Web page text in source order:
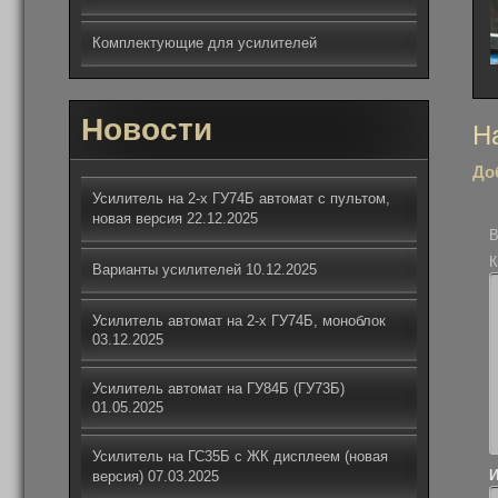
Комплектующие для усилителей
Новости
Усилитель на 2-х ГУ74Б автомат с пультом,
новая версия 22.12.2025
Варианты усилителей 10.12.2025
Усилитель автомат на 2-х ГУ74Б, моноблок
03.12.2025
Усилитель автомат на ГУ84Б (ГУ73Б)
01.05.2025
Усилитель на ГС35Б с ЖК дисплеем (новая
версия) 07.03.2025